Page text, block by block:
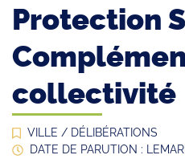
Protection
collectivité
VILLE / DÉLIBÉRATIONS
DATE DE PARUTION : LE